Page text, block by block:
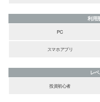
利用
PC
スマホアプリ
レ
投資初心者